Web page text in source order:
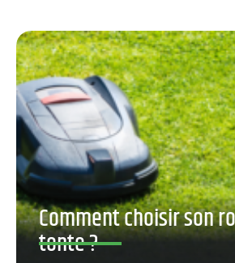
Comment choisir son
tonte ?